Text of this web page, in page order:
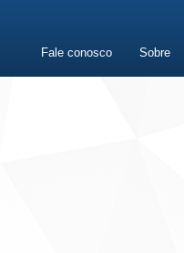
Fale conosco Sobre